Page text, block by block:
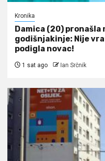
Kronika
Damica (20) pronašla
godišnjakinje: Nije
podigla novac!
1 sat ago Ian Srčnik